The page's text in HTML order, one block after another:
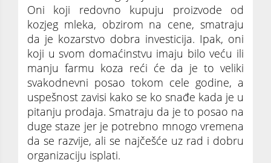
Oni koji redovno kupuju proizvode od
kozjeg mleka, obzirom na cene, smatraju
da je kozarstvo dobra investicija. Ipak, oni
koji u svom domaćinstvu imaju bilo veću ili
manju farmu koza reći će da je to veliki
svakodnevni posao tokom cele godine, a
uspešnost zavisi kako se ko snađe kada je u
pitanju prodaja. Smatraju da je to posao na
duge staze jer je potrebno mnogo vremena
da se razvije, ali se najčešće uz rad i dobru
organizaciju isplati.